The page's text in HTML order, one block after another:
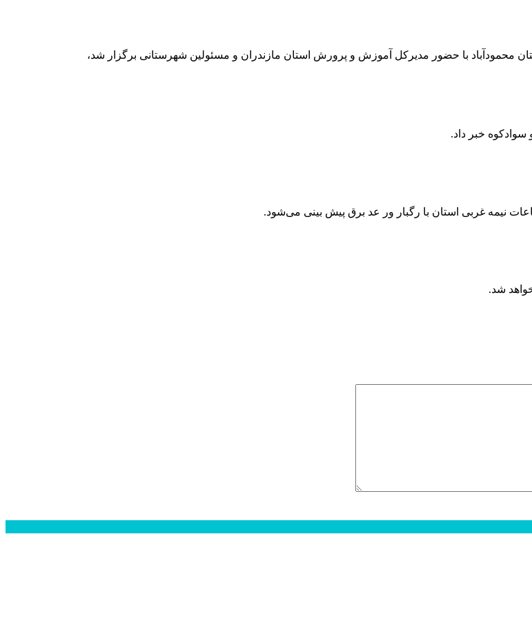
محمودآباد با حضور مدیرکل آموزش و پرورش استان مازندران و مسئولین شهرستانی برگزار شد،
سوادکوه خبر داد.
نیمه غربی استان با رگبار ور عد برق پیش بینی می‌شود.
شد.